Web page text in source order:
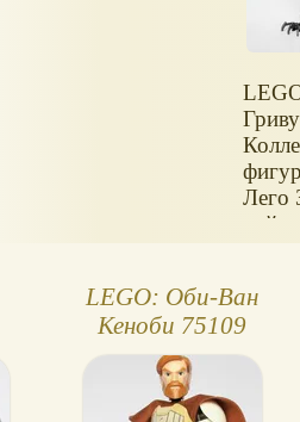
Лего
войны.
LEGO: Оби-Ван
Кеноби 75109